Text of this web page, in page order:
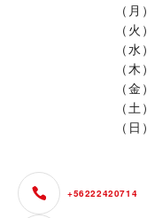
（月）
（火）
（水）
（木）
（金）
（土）
（日）
+56222420714